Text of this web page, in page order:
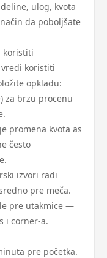
ulog, kvota
da poboljšate
koristiti
koristiti
opkladu:
za brzu procenu
promena kvota as
često
izvori radi
pre meča.
pre utakmice —
i corner-a.
pre početka.